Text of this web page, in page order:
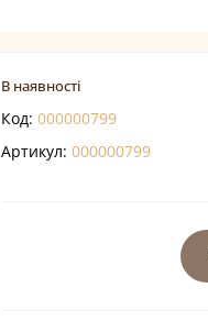
В наявності
Код: 000000799
Артикул: 000000799